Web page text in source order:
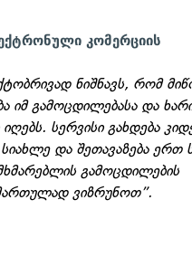
კომერციის
ნიშნავს, რომ
იმ გამოცდილებასა და
სერვისი გახდება
და შეთავაზება ერთ
გამოცდილების
ვიზრუნოთ”.